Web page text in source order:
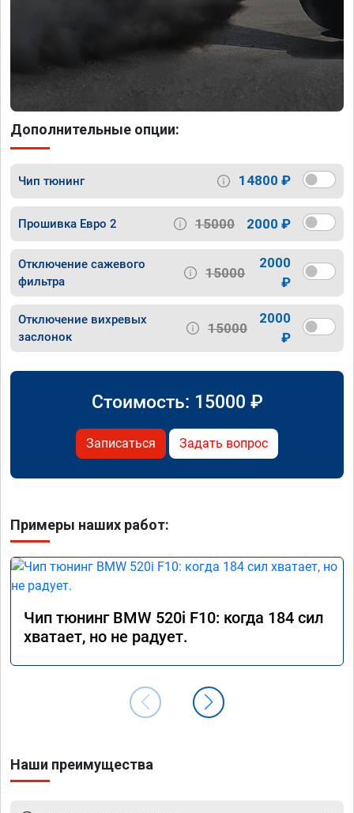
Дополнительные опции:
Чип тюнинг 14800 ₽
Прошивка Евро 2 15000 2000 ₽
Отключение сажевого
фильтра
15000
2000
₽
Отключение вихревых
заслонок
15000
2000
₽
Стоимость: 15000 ₽
Записаться Задать вопрос
Примеры наших работ:
Чип тюнинг BMW 520i F10: когда 184 сил
хватает, но не радует.
Наши преимущества